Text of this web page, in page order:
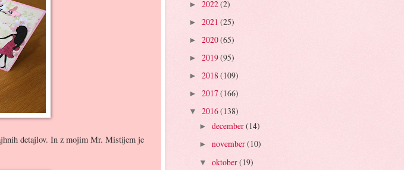
detajlov. In z mojim Mr. Mistijem je
► 2022(2)
► 2021 (25)
► 2020(65)
► 2019(95)
► 2018(109)
► 2017(166)
▼ 2016(138)
► december(14)
► november(10)
▼ oktober(19)